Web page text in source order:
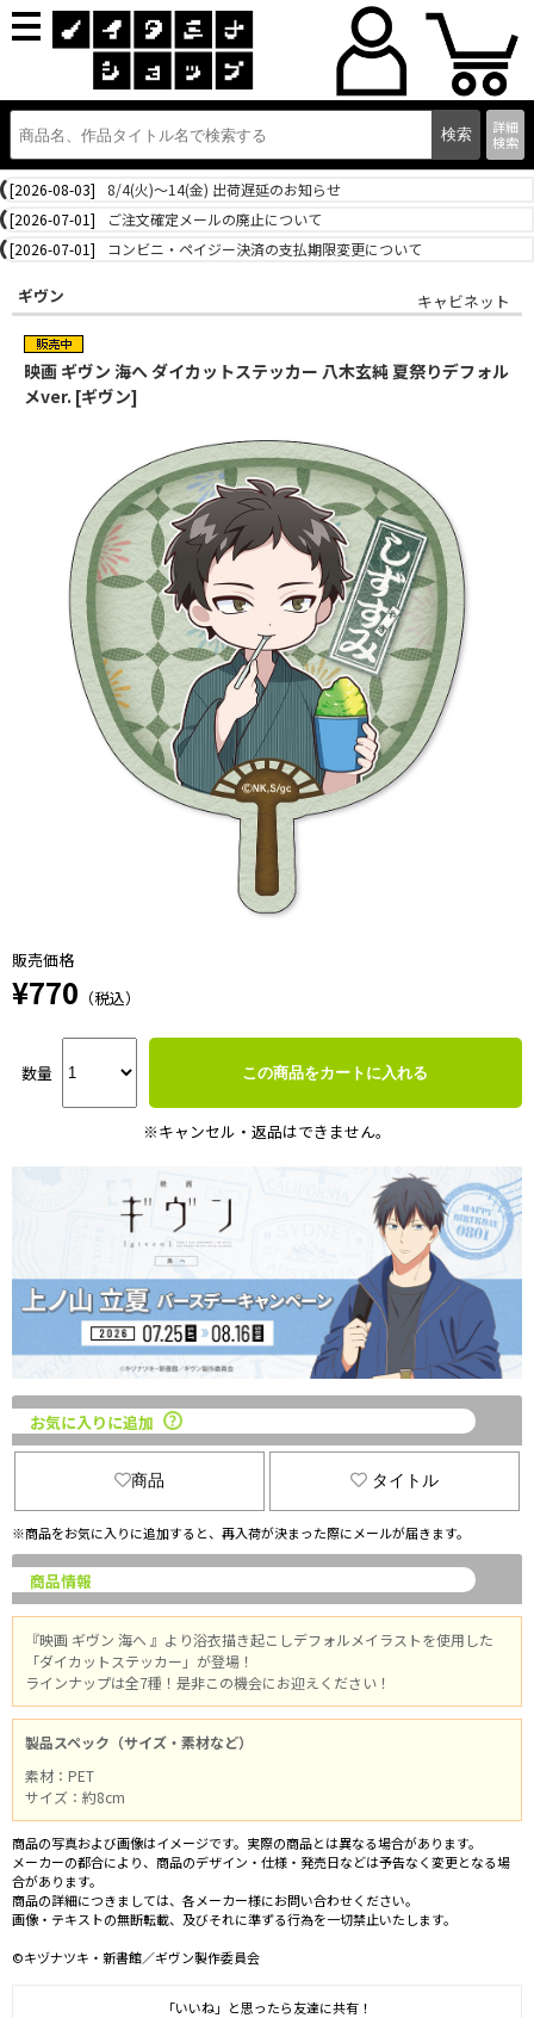
詳細
検索
[2026-08-03]
8/4(火)～14(金) 出荷遅延のお知らせ
[2026-07-01]
ご注文確定メールの廃止について
[2026-07-01]
コンビニ・ペイジー決済の支払期限変更について
ギヴン キャビネット
映画 ギヴン 海へ ダイカットステッカー 八木玄純 夏祭りデフォル
メver. [ギヴン]
販売価格
¥770 （税込）
数量 この商品をカートに入れる
※キャンセル・返品はできません。
お気に入りに追加
商品 タイトル
※商品をお気に入りに追加すると、再入荷が決まった際にメールが届きます。
商品情報
『映画 ギヴン 海へ 』より浴衣描き起こしデフォルメイラストを使用した
「ダイカットステッカー」が登場！
ラインナップは全7種！是非この機会にお迎えください！
製品スペック（サイズ・素材など）
素材：PET
サイズ：約8cm
商品の写真および画像はイメージです。実際の商品とは異なる場合があります。
メーカーの都合により、商品のデザイン・仕様・発売日などは予告なく変更となる場
合があります。
商品の詳細につきましては、各メーカー様にお問い合わせください。
画像・テキストの無断転載、及びそれに準ずる行為を一切禁止いたします。
©キヅナツキ・新書館／ギヴン製作委員会
「いいね」と思ったら友達に共有！